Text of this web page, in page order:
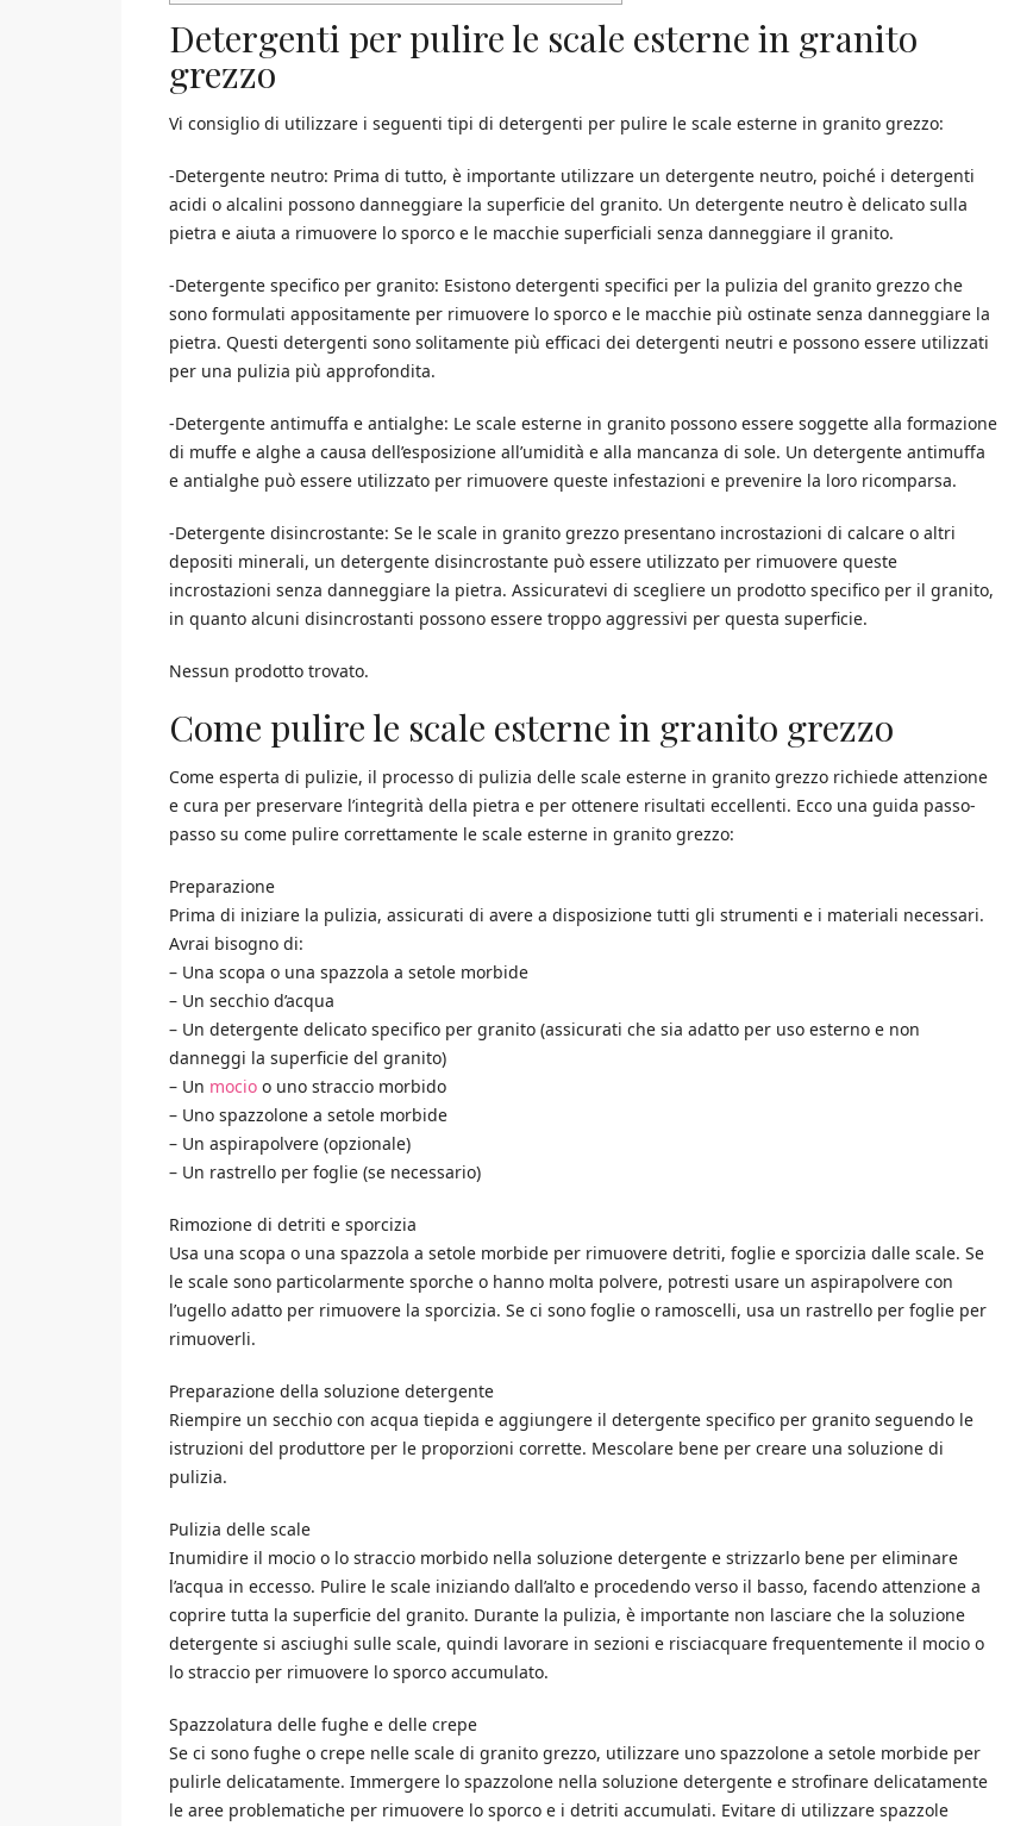
Detergenti per pulire le scale esterne in granito
grezzo
Vi consiglio di utilizzare i seguenti tipi di detergenti per pulire le scale esterne in granito grezzo:
-Detergente neutro: Prima di tutto, è importante utilizzare un detergente neutro, poiché i detergenti
acidi o alcalini possono danneggiare la superficie del granito. Un detergente neutro è delicato sulla
pietra e aiuta a rimuovere lo sporco e le macchie superficiali senza danneggiare il granito.
-Detergente specifico per granito: Esistono detergenti specifici per la pulizia del granito grezzo che
sono formulati appositamente per rimuovere lo sporco e le macchie più ostinate senza danneggiare la
pietra. Questi detergenti sono solitamente più efficaci dei detergenti neutri e possono essere utilizzati
per una pulizia più approfondita.
-Detergente antimuffa e antialghe: Le scale esterne in granito possono essere soggette alla formazione
di muffe e alghe a causa dell’esposizione all’umidità e alla mancanza di sole. Un detergente antimuffa
e antialghe può essere utilizzato per rimuovere queste infestazioni e prevenire la loro ricomparsa.
-Detergente disincrostante: Se le scale in granito grezzo presentano incrostazioni di calcare o altri
depositi minerali, un detergente disincrostante può essere utilizzato per rimuovere queste
incrostazioni senza danneggiare la pietra. Assicuratevi di scegliere un prodotto specifico per il granito,
in quanto alcuni disincrostanti possono essere troppo aggressivi per questa superficie.
Nessun prodotto trovato.
Come pulire le scale esterne in granito grezzo
Come esperta di pulizie, il processo di pulizia delle scale esterne in granito grezzo richiede attenzione
e cura per preservare l’integrità della pietra e per ottenere risultati eccellenti. Ecco una guida passo-
passo su come pulire correttamente le scale esterne in granito grezzo:
Preparazione
Prima di iniziare la pulizia, assicurati di avere a disposizione tutti gli strumenti e i materiali necessari.
Avrai bisogno di:
– Una scopa o una spazzola a setole morbide
– Un secchio d’acqua
– Un detergente delicato specifico per granito (assicurati che sia adatto per uso esterno e non
danneggi la superficie del granito)
– Un mocio o uno straccio morbido
– Uno spazzolone a setole morbide
– Un aspirapolvere (opzionale)
– Un rastrello per foglie (se necessario)
Rimozione di detriti e sporcizia
Usa una scopa o una spazzola a setole morbide per rimuovere detriti, foglie e sporcizia dalle scale. Se
le scale sono particolarmente sporche o hanno molta polvere, potresti usare un aspirapolvere con
l’ugello adatto per rimuovere la sporcizia. Se ci sono foglie o ramoscelli, usa un rastrello per foglie per
rimuoverli.
Preparazione della soluzione detergente
Riempire un secchio con acqua tiepida e aggiungere il detergente specifico per granito seguendo le
istruzioni del produttore per le proporzioni corrette. Mescolare bene per creare una soluzione di
pulizia.
Pulizia delle scale
Inumidire il mocio o lo straccio morbido nella soluzione detergente e strizzarlo bene per eliminare
l’acqua in eccesso. Pulire le scale iniziando dall’alto e procedendo verso il basso, facendo attenzione a
coprire tutta la superficie del granito. Durante la pulizia, è importante non lasciare che la soluzione
detergente si asciughi sulle scale, quindi lavorare in sezioni e risciacquare frequentemente il mocio o
lo straccio per rimuovere lo sporco accumulato.
Spazzolatura delle fughe e delle crepe
Se ci sono fughe o crepe nelle scale di granito grezzo, utilizzare uno spazzolone a setole morbide per
pulirle delicatamente. Immergere lo spazzolone nella soluzione detergente e strofinare delicatamente
le aree problematiche per rimuovere lo sporco e i detriti accumulati. Evitare di utilizzare spazzole